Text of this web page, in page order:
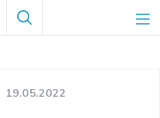
Search
19.05.2022